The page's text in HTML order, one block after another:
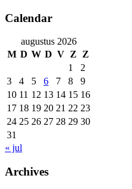
Calendar
augustus 2026
M D W D V Z Z
1
2
3
4 5 6 7 8
9
10 11 12 13 14 15 16
17 18 19 20 21 22 23
24 25 26 27 28 29 30
31
« jul
Archives